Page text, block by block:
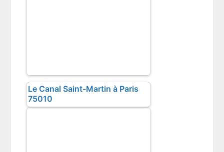
Le Canal Saint-Martin à Paris
75010